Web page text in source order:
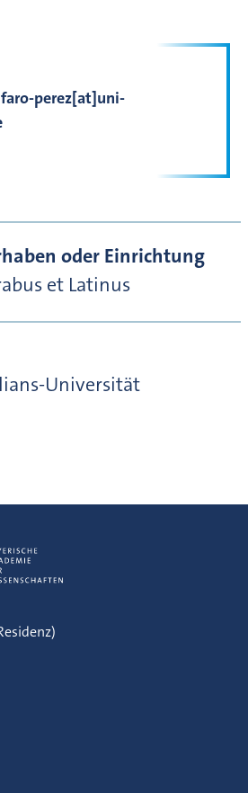
perez[at]uni-
oder Einrichtung
et Latinus
Universität